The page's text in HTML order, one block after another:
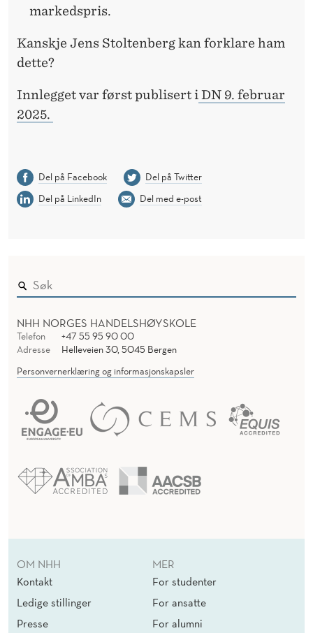
markedspris.
Kanskje Jens Stoltenberg kan forklare ham
dette?
Innlegget var først publisert iDN 9. februar
2025.
Del på Facebook
Del på Twitter
Del på LinkedIn
Del med e-post
NHH NORGES HANDELSHØYSKOLE
Telefon
+47 55 95 90 00
Adresse
Helleveien 30, 5045 Bergen
Personvernerklæring og informasjonskapsler
OM NHH
Kontakt
Ledige stillinger
Presse
MER
For studenter
For ansatte
For alumni